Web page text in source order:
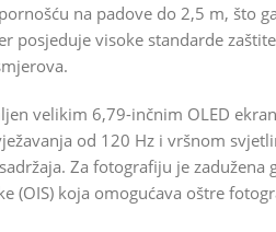
na padove do 2,5 m, što
posjeduje visoke standarde
velikim 6,79-inčnim OLED
od 120 Hz i vršnom
Za fotografiju je
(OIS) koja omogućava oštre